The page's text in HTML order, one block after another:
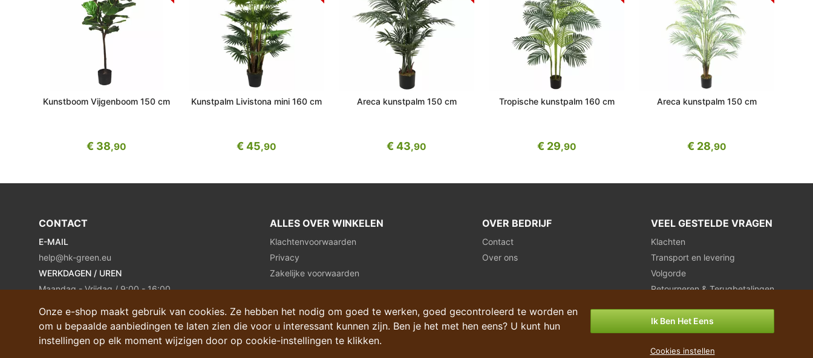
Kunstboom Vijgenboom 150 cm
€ 38,90
Kunstpalm Livistona mini 160 cm
€ 45,90
Areca kunstpalm 150 cm
€ 43,90
Tropische kunstpalm 160 cm
€ 29,90
Areca kunstpalm 150 cm
€ 28,90
CONTACT
E-MAIL
help@hk-green.eu
WERKDAGEN / UREN
Maandag - Vrijdag / 9:00 - 16:00
ALLES OVER WINKELEN
Klachtenvoorwaarden
Privacy
Zakelijke voorwaarden
OVER BEDRIJF
Contact
Over ons
VEEL GESTELDE VRAGEN
Klachten
Transport en levering
Volgorde
Retourneren & Terugbetalingen
Onze e-shop maakt gebruik van cookies. Ze hebben het nodig om goed te werken, goed gecontroleerd te worden en
om u bepaalde aanbiedingen te laten zien die voor u interessant kunnen zijn. Ben je het met hen eens? U kunt hun
instellingen op elk moment wijzigen door op cookie-instellingen te klikken.
Ik Ben Het Eens
Cookies instellen